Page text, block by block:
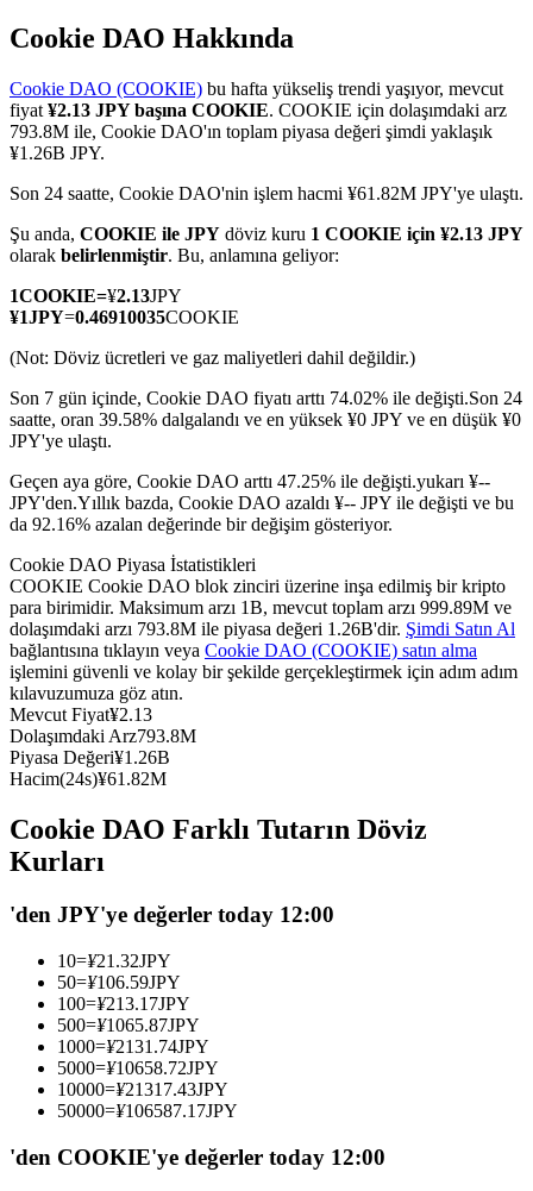
COIN-M Vadeli İşlemleri
Kripto Para Vadeli İşlemleri
TradFi
Hisse senetleri, döviz, değerli metaller ve emtia türevleri
USDC Vadeli İşlemleri
Kopya Ticaret
En iyi traderlarla güçlerinizi birleştirin
Kopya Tüccarı Olun
Kâr paylaşımı ve kopya ticaret komisyonlarının tadını çıkarın
Cookie DAO Hakkında
Cookie DAO (COOKIE) bu hafta yükseliş trendi yaşıyor, mevcut
fiyat ¥2.13 JPY başına COOKIE. COOKIE için dolaşımdaki arz
793.8M ile, Cookie DAO'ın toplam piyasa değeri şimdi yaklaşık
¥1.26B JPY.
Son 24 saatte, Cookie DAO'nin işlem hacmi ¥61.82M JPY'ye ulaştı.
Şu anda, COOKIE ile JPY döviz kuru 1 COOKIE için ¥2.13 JPY
olarak belirlenmiştir. Bu, anlamına geliyor:
1COOKIE=¥2.13JPY
¥1JPY=0.46910035COOKIE
(Not: Döviz ücretleri ve gaz maliyetleri dahil değildir.)
Son 7 gün içinde, Cookie DAO fiyatı arttı 74.02% ile değişti.Son 24
saatte, oran 39.58% dalgalandı ve en yüksek ¥0 JPY ve en düşük ¥0
JPY'ye ulaştı.
Geçen aya göre, Cookie DAO arttı 47.25% ile değişti.yukarı ¥--
JPY'den.Yıllık bazda, Cookie DAO azaldı ¥-- JPY ile değişti ve bu
da 92.16% azalan değerinde bir değişim gösteriyor.
Cookie DAO Piyasa İstatistikleri
COOKIE Cookie DAO blok zinciri üzerine inşa edilmiş bir kripto
para birimidir. Maksimum arzı 1B, mevcut toplam arzı 999.89M ve
dolaşımdaki arzı 793.8M ile piyasa değeri 1.26B'dir. Şimdi Satın Al
bağlantısına tıklayın veya Cookie DAO (COOKIE) satın alma
işlemini güvenli ve kolay bir şekilde gerçekleştirmek için adım adım
kılavuzumuza göz atın.
Mevcut Fiyat¥2.13
Dolaşımdaki Arz793.8M
Piyasa Değeri¥1.26B
Hacim(24s)¥61.82M
Cookie DAO Farklı Tutarın Döviz
Kurları
'den JPY'ye değerler today 12:00
10=¥21.32JPY
50=¥106.59JPY
100=¥213.17JPY
500=¥1065.87JPY
1000=¥2131.74JPY
5000=¥10658.72JPY
10000=¥21317.43JPY
50000=¥106587.17JPY
'den COOKIE'ye değerler today 12:00